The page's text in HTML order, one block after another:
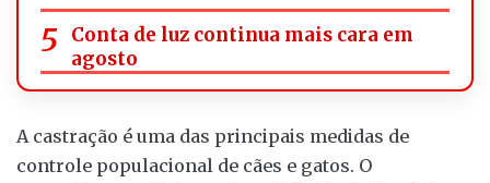
Conta de luz continua mais cara em
agosto
A castração é uma das principais medidas de
controle populacional de cães e gatos. O